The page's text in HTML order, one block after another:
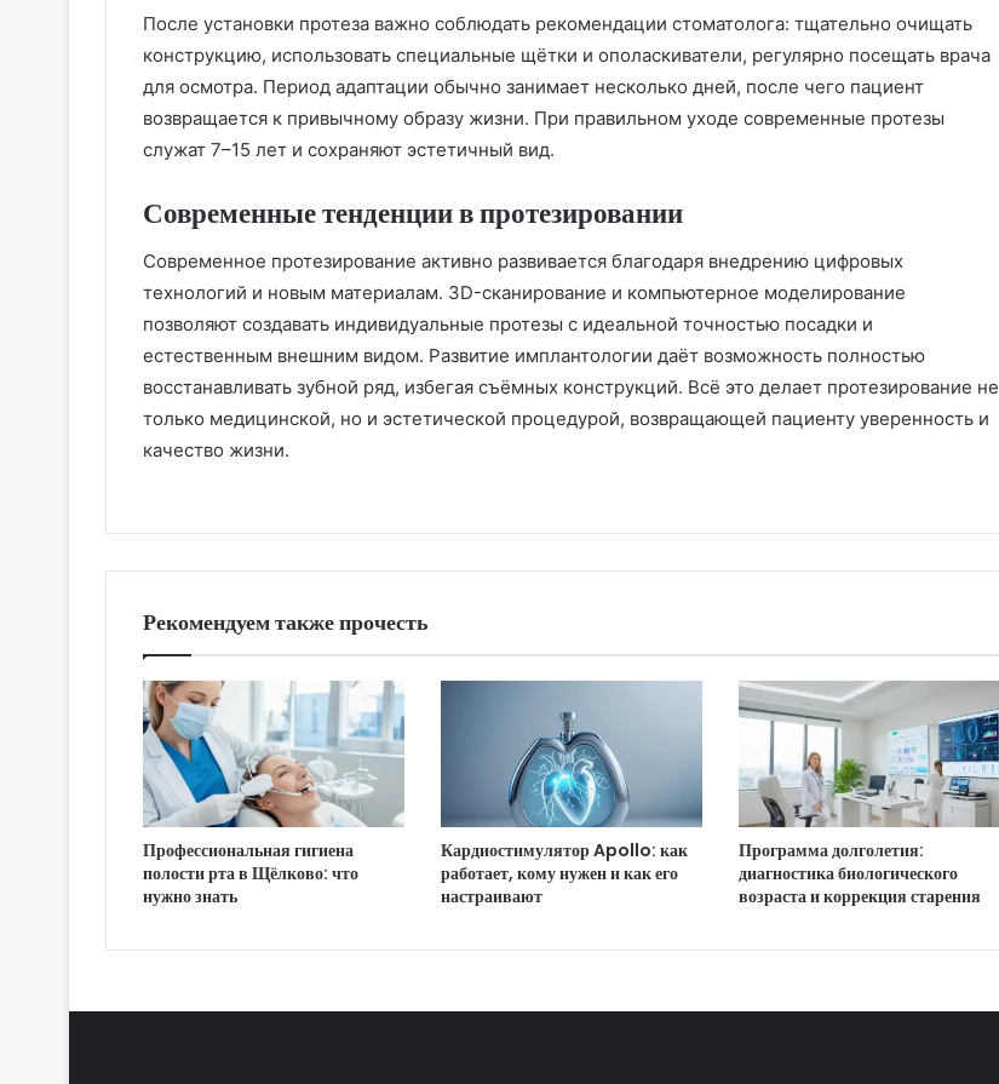
После установки протеза важно соблюдать рекомендации стоматолога: тщательно очищать
конструкцию, использовать специальные щётки и ополаскиватели, регулярно посещать врача
для осмотра. Период адаптации обычно занимает несколько дней, после чего пациент
возвращается к привычному образу жизни. При правильном уходе современные протезы
служат 7–15 лет и сохраняют эстетичный вид.
Современные тенденции в протезировании
Современное протезирование активно развивается благодаря внедрению цифровых
технологий и новым материалам. 3D-сканирование и компьютерное моделирование
позволяют создавать индивидуальные протезы с идеальной точностью посадки и
естественным внешним видом. Развитие имплантологии даёт возможность полностью
восстанавливать зубной ряд, избегая съёмных конструкций. Всё это делает протезирование не
только медицинской, но и эстетической процедурой, возвращающей пациенту уверенность и
качество жизни.
Рекомендуем также прочесть
Профессиональная гигиена
полости рта в Щёлково: что
нужно знать
Кардиостимулятор Apollo: как
работает, кому нужен и как его
настраивают
Программа долголетия:
диагностика биологического
возраста и коррекция старения